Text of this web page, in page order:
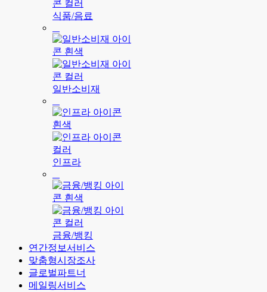
식품/음료
일반소비재
인프라
금융/뱅킹
연간정보서비스
맞춤형시장조사
글로벌파트너
메일링서비스